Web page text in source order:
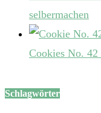
selbermachen
Cookies No. 42
Schlagwörter